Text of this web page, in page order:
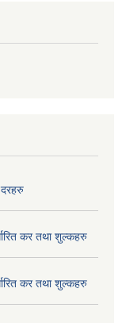
कर तथा शुल्कहरु
कर तथा शुल्कहरु